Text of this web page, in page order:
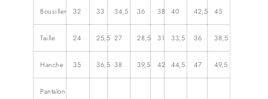
Bousiller 32 33 34,5 36 38 40 42,5 45
Taille 24 25,5 27 28,5 31 33,5 36 38,5
Hanche 35 36,5 38 39,5 42 44,5 47 49,5
Pantalon